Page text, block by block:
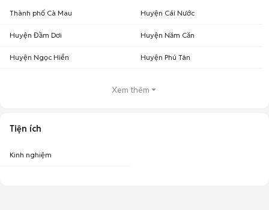
Thành phố Cà Mau Huyện Cái Nước
Huyện Đầm Dơi Huyện Năm Căn
Huyện Ngọc Hiển Huyện Phú Tân
Xem thêm
Tiện ích
Kinh nghiệm